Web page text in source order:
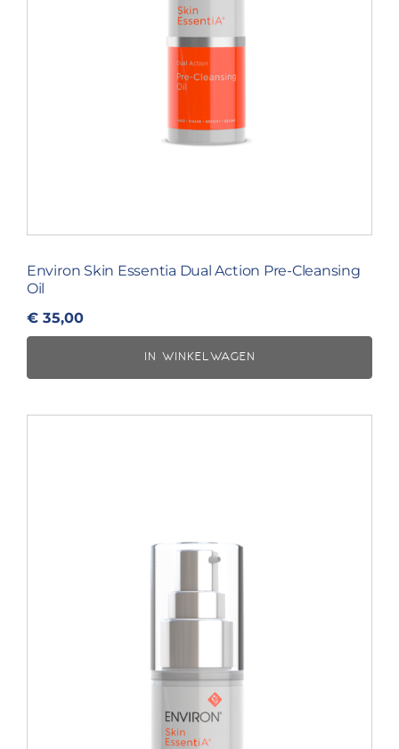
Environ Skin Essentia Dual Action Pre-Cleansing
Oil
€ 35,00
IN WINKELWAGEN